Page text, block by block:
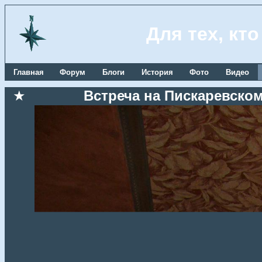
Для тех,
Главная Форум Блоги История Фото Видео
★ Встреча на